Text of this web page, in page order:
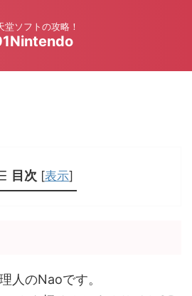
堂ソフトの攻略！
目次 [表示]
人のNaoです。